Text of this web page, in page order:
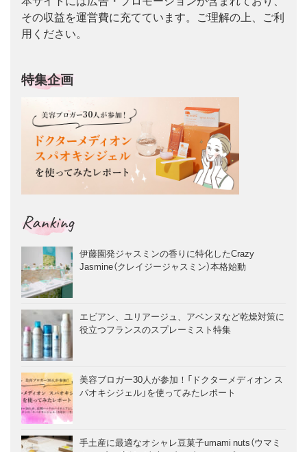
その収益を運営費に充てています。ご理解の上、ご利
用ください。
特集企画
Ranking
伊藤園発ジャスミンの香りに特化したCrazy
Jasmine（クレイジージャスミン）本格始動
エビアン、ユリアージュ、アベンヌなど乾燥対策に
役立つフランスのスプレーミスト特集
美容ブロガー30人が参加！「ドクターメディオン ス
パオキシジェル」を使ってみたレポート
手土産に最適なオシャレ豆菓子umami nuts（ウマミ